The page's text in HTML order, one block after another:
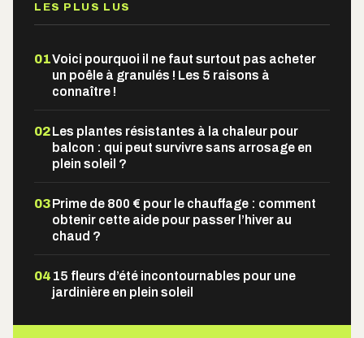
LES PLUS LUS
01Voici pourquoi il ne faut surtout pas acheter
un poêle à granulés ! Les 5 raisons à
connaître !
02Les plantes résistantes à la chaleur pour
balcon : qui peut survivre sans arrosage en
plein soleil ?
03Prime de 800 € pour le chauffage : comment
obtenir cette aide pour passer l’hiver au
chaud ?
04 15 fleurs d’été incontournables pour une
jardinière en plein soleil